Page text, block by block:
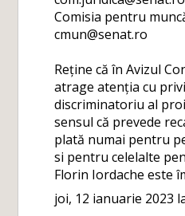
Comisia pentru
cmun@senat.ro
Reține că în Avizul
atrage atenția cu
discriminatoriu al
sensul că prevede
plată numai pentru
si pentru celelalte
Florin Iordache este
joi, 12 ianuarie 2023